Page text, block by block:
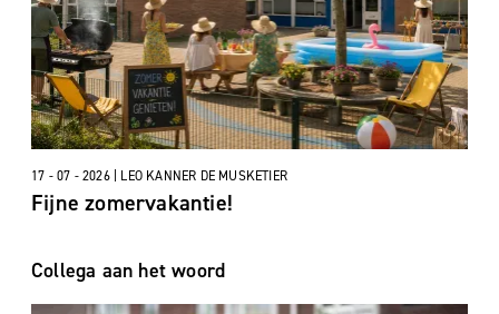
17 - 07 - 2026 | LEO KANNER DE MUSKETIER
Fijne zomervakantie!
Collega aan het woord